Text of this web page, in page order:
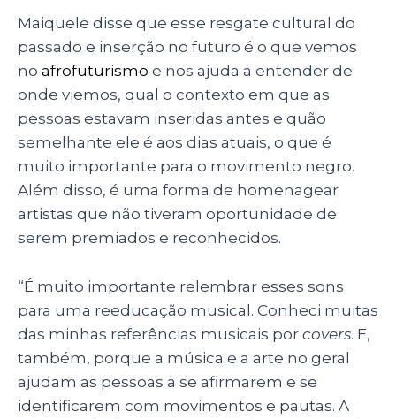
Maiquele disse que esse resgate cultural do
passado e inserção no futuro é o que vemos
no afrofuturismo e nos ajuda a entender de
onde viemos, qual o contexto em que as
pessoas estavam inseridas antes e quão
semelhante ele é aos dias atuais, o que é
muito importante para o movimento negro.
Além disso, é uma forma de homenagear
artistas que não tiveram oportunidade de
serem premiados e reconhecidos.
“É muito importante relembrar esses sons
para uma reeducação musical. Conheci muitas
das minhas referências musicais por covers. E,
também, porque a música e a arte no geral
ajudam as pessoas a se afirmarem e se
identificarem com movimentos e pautas. A